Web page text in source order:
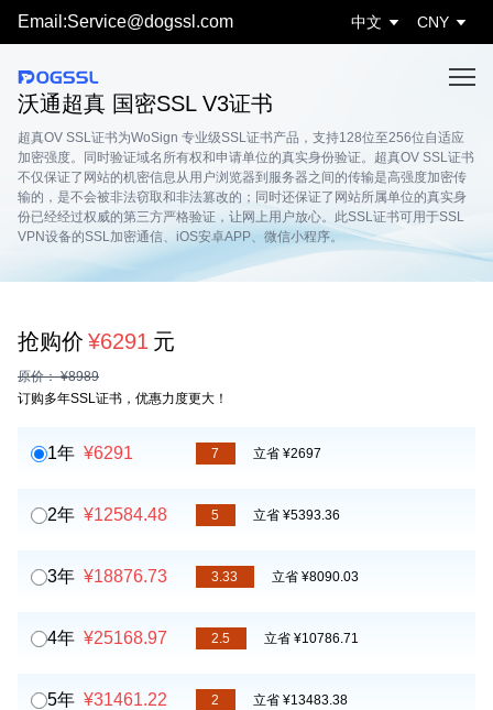
Email:Service@dogssl.com 中文 CNY
沃通超真 国密SSL V3证书
超真OV SSL证书为WoSign 专业级SSL证书产品，支持128位至256位自适应
加密强度。同时验证域名所有权和申请单位的真实身份验证。超真OV SSL证书
不仅保证了网站的机密信息从用户浏览器到服务器之间的传输是高强度加密传
输的，是不会被非法窃取和非法篡改的；同时还保证了网站所属单位的真实身
份已经经过权威的第三方严格验证，让网上用户放心。此SSL证书可用于SSL
VPN设备的SSL加密通信、iOS安卓APP、微信小程序。
抢购价 ¥6291 元
原价： ¥8989
订购多年SSL证书，优惠力度更大！
1年 ¥6291 7 立省 ¥2697
2年 ¥12584.48 5 立省 ¥5393.36
3年 ¥18876.73 3.33 立省 ¥8090.03
4年 ¥25168.97 2.5 立省 ¥10786.71
5年 ¥31461.22 2 立省 ¥13483.38